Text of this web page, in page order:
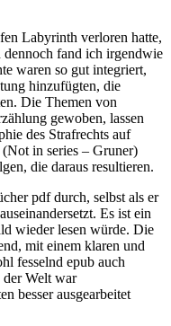
Labyrinth verloren hatte,
dennoch fand ich irgendwie
waren so gut integriert,
hinzufügten, die
Die Themen von
gewoben, lassen
des Strafrechts auf
in series – Gruner)
die daraus resultieren.
pdf durch, selbst als er
Es ist ein
wieder lesen würde. Die
mit einem klaren und
fesselnd epub auch
Welt war
besser ausgearbeitet